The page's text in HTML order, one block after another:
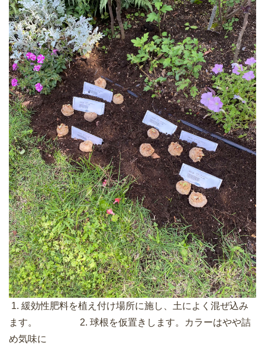
1. 緩効性肥料を植え付け場所に施し、土によく混ぜ込み
ます。 2. 球根を仮置きします。カラーはやや詰
め気味に